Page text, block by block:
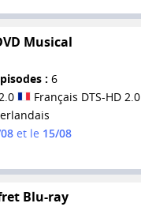
Musical
: 6
Français DTS-HD 2.0
et le 15/08
Blu-ray